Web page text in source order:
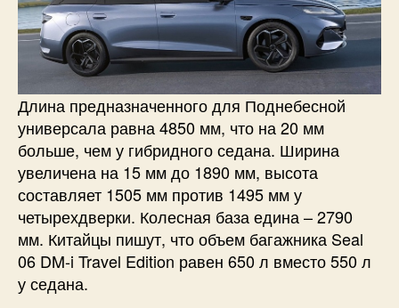
Длина предназначенного для Поднебесной
универсала равна 4850 мм, что на 20 мм
больше, чем у гибридного седана. Ширина
увеличена на 15 мм до 1890 мм, высота
составляет 1505 мм против 1495 мм у
четырехдверки. Колесная база едина – 2790
мм. Китайцы пишут, что объем багажника Seal
06 DM-i Travel Edition равен 650 л вместо 550 л
у седана.